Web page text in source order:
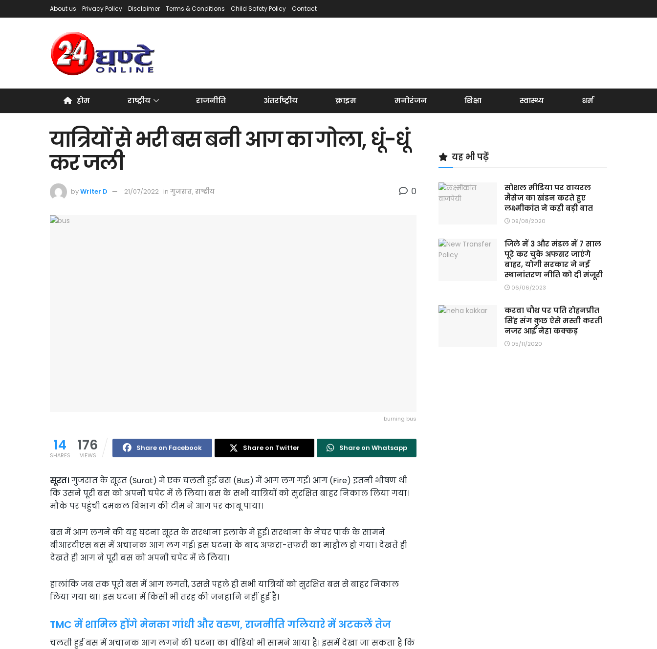
About us Privacy Policy Disclaimer Terms & Conditions Child Safety Policy Contact
होम राष्ट्रीय राजनीति अंतर्राष्ट्रीय क्राइम मनोरंजन शिक्षा स्वास्थ्य धर्म
यात्रियों से भरी बस बनी आग का गोला, धूं-धूं
कर जली
byWriter D 21/07/2022 in गुजरात, राष्ट्रीय 0
burning bus
14
SHARES
176
VIEWS
Share on Facebook Share on Twitter Share on Whatsapp
सूरत। गुजरात के सूरत (Surat) में एक चलती हुई बस (Bus) में आग लग गई। आग (Fire) इतनी भीषण थी
कि उसने पूरी बस को अपनी चपेट में ले लिया। बस के सभी यात्रियों को सुरक्षित बाहर निकाल लिया गया।
मौके पर पहुंची दमकल विभाग की टीम ने आग पर काबू पाया।
बस में आग लगने की यह घटना सूरत के सरथाना इलाके में हुई। सरथाना के नेचर पार्क के सामने
बीआरटीएस बस में अचानक आग लग गई। इस घटना के बाद अफरा-तफरी का माहौल हो गया। देखते ही
देखते ही आग ने पूरी बस को अपनी चपेट में ले लिया।
हालांकि जब तक पूरी बस में आग लगती, उससे पहले ही सभी यात्रियों को सुरक्षित बस से बाहर निकाल
लिया गया था। इस घटना में किसी भी तरह की जनहानि नहीं हुई है।
TMC में शामिल होंगे मेनका गांधी और वरुण, राजनीति गलियारे में अटकलें तेज
चलती हुई बस में अचानक आग लगने की घटना का वीडियो भी सामने आया है। इसमें देखा जा सकता है कि
यह भी पढ़ें
सोशल मीडिया पर वायरल
मैसेज का खंडन करते हुए
लक्ष्मीकांत ने कही बड़ी बात
09/08/2020
जिले में 3 और मंडल में 7 साल
पूरे कर चुके अफसर जाएंगे
बाहर, योगी सरकार ने नई
स्थानांतरण नीति को दी मंजूरी
06/06/2023
करवा चौथ पर पति रोहनप्रीत
सिंह संग कुछ ऐसे मस्ती करती
नजर आईं नेहा कक्कड़
05/11/2020